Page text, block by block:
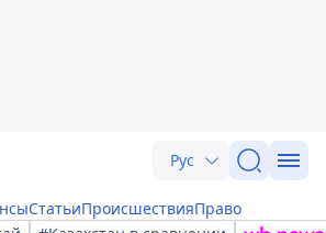
Рус
СтатьиПроисшествияПраво